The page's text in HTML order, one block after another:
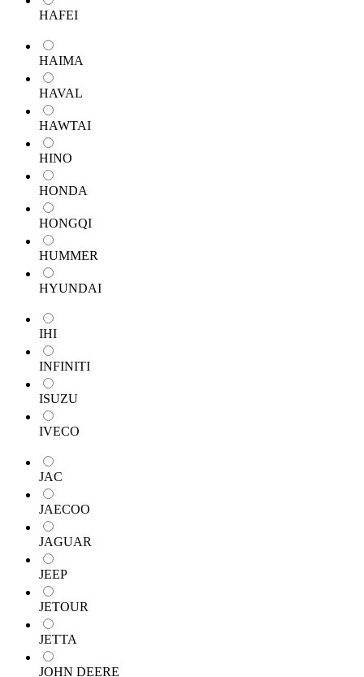
HAFEI
HAIMA
HAVAL
HAWTAI
HINO
HONDA
HONGQI
HUMMER
HYUNDAI
IHI
INFINITI
ISUZU
IVECO
JAC
JAECOO
JAGUAR
JEEP
JETOUR
JETTA
JOHN DEERE